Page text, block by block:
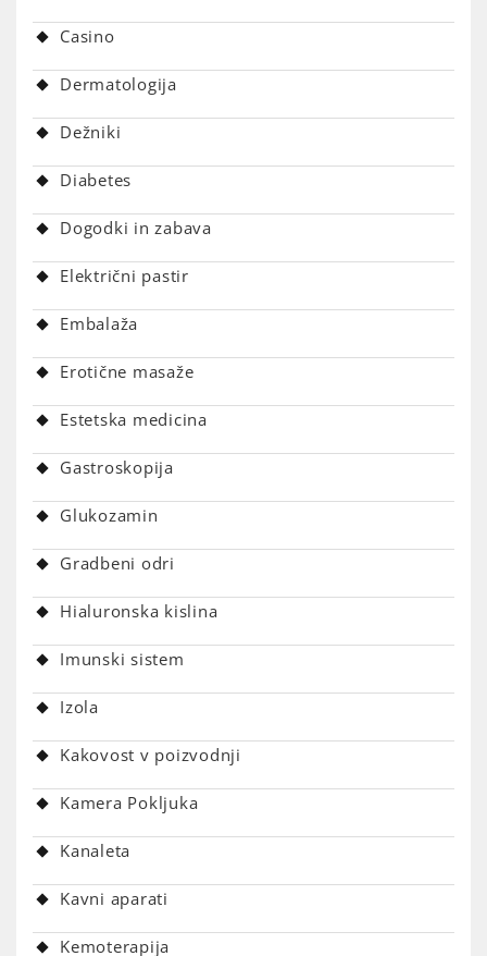
Casino
Dermatologija
Dežniki
Diabetes
Dogodki in zabava
Električni pastir
Embalaža
Erotične masaže
Estetska medicina
Gastroskopija
Glukozamin
Gradbeni odri
Hialuronska kislina
Imunski sistem
Izola
Kakovost v poizvodnji
Kamera Pokljuka
Kanaleta
Kavni aparati
Kemoterapija